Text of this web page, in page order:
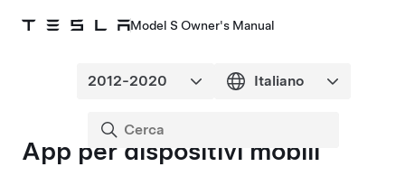
Model S Owner's Manual
App per dispositivi mobili